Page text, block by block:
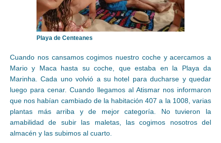
Playa de Centeanes
Cuando nos cansamos cogimos nuestro coche y acercamos a
Mario y Maca hasta su coche, que estaba en la Playa da
Marinha. Cada uno volvió a su hotel para ducharse y quedar
luego para cenar. Cuando llegamos al Atismar nos informaron
que nos habían cambiado de la habitación 407 a la 1008, varias
plantas más arriba y de mejor categoría. No tuvieron la
amabilidad de subir las maletas, las cogimos nosotros del
almacén y las subimos al cuarto.